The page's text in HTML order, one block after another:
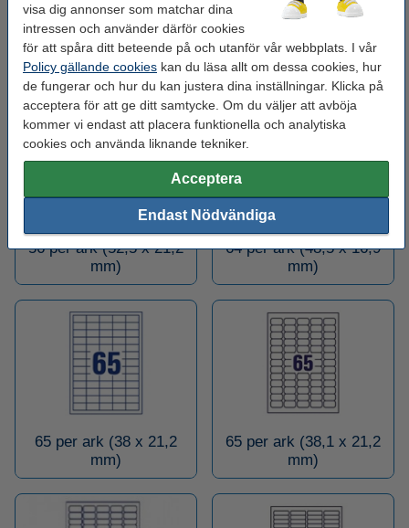
visa dig annonser som matchar dina
intressen och använder därför cookies
för att spåra ditt beteende på och utanför vår webbplats. I vår
Policy gällande cookies kan du läsa allt om dessa cookies, hur
de fungerar och hur du kan justera dina inställningar. Klicka på
acceptera för att ge ditt samtycke. Om du väljer att avböja
kommer vi endast att placera funktionella och analytiska
cookies och använda liknande tekniker.
Acceptera
Endast Nödvändiga
51 per ark (70 x 16,9
mm)
52 per ark (48 x 21 mm)
56 per ark (52,5 x 21,2
mm)
64 per ark (48,5 x 16,9
mm)
65 per ark (38 x 21,2
mm)
65 per ark (38,1 x 21,2
mm)